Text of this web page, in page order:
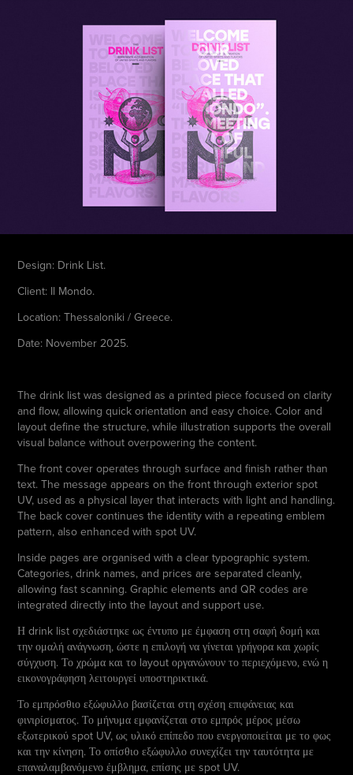
Design: Drink List.
Client: Il Mondo.
Location: Thessaloniki / Greece.
Date: November 2025.
The drink list was designed as a printed piece focused on clarity
and flow, allowing quick orientation and easy choice. Color and
layout define the structure, while illustration supports the overall
visual balance without overpowering the content.
The front cover operates through surface and finish rather than
text. The message appears on the front through exterior spot
UV, used as a physical layer that interacts with light and handling.
The back cover continues the identity with a repeating emblem
pattern, also enhanced with spot UV.
Inside pages are organised with a clear typographic system.
Categories, drink names, and prices are separated cleanly,
allowing fast scanning. Graphic elements and QR codes are
integrated directly into the layout and support use.
Η drink list σχεδιάστηκε ως έντυπο με έμφαση στη σαφή δομή και
την ομαλή ανάγνωση, ώστε η επιλογή να γίνεται γρήγορα και χωρίς
σύγχυση. Το χρώμα και το layout οργανώνουν το περιεχόμενο, ενώ η
εικονογράφηση λειτουργεί υποστηρικτικά.
Το εμπρόσθιο εξώφυλλο βασίζεται στη σχέση επιφάνειας και
φινιρίσματος. Το μήνυμα εμφανίζεται στο εμπρός μέρος μέσω
εξωτερικού spot UV, ως υλικό επίπεδο που ενεργοποιείται με το φως
και την κίνηση. Το οπίσθιο εξώφυλλο συνεχίζει την ταυτότητα με
επαναλαμβανόμενο έμβλημα, επίσης με spot UV.